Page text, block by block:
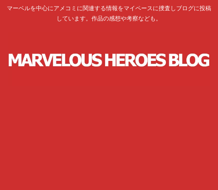
マーベルを中心にアメコミに関連する情報をマイペースに捜査しブログに投稿
しています。作品の感想や考察なども。